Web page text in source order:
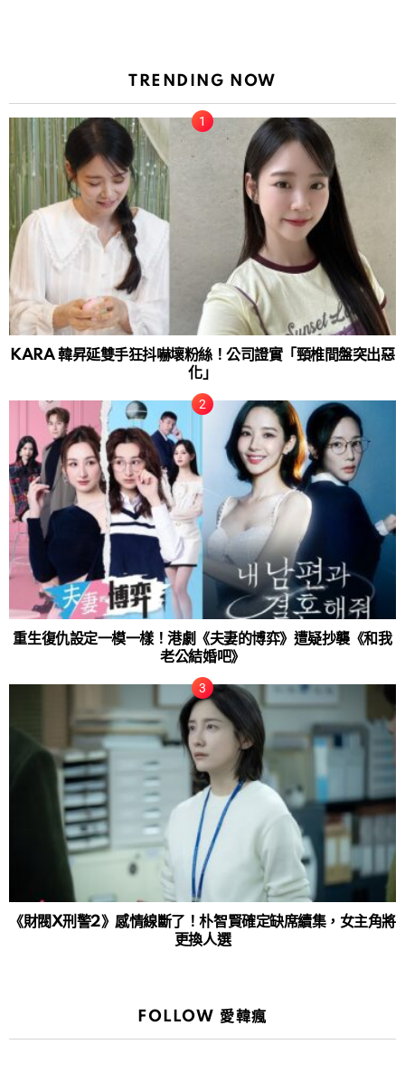
TRENDING NOW
KARA 韓昇延雙手狂抖嚇壞粉絲！公司證實「頸椎間盤突出惡
化」
重生復仇設定一模一樣！港劇《夫妻的博弈》遭疑抄襲《和我
老公結婚吧》
《財閥X刑警2》感情線斷了！朴智賢確定缺席續集，女主角將
更換人選
FOLLOW 愛韓瘋